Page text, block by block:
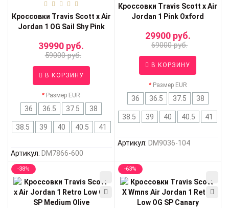
Кроссовки Travis Scott x Air
Jordan 1 OG Sail Shy Pink
39990 руб.
59000 руб.
В КОРЗИНУ
Размер EUR
36 36.5 37.5 38
38.5 39 40 40.5 41
Артикул: DM7866-600
Кроссовки Travis Scott x Air
Jordan 1 Pink Oxford
29900 руб.
69000 руб.
В КОРЗИНУ
Размер EUR
36 36.5 37.5 38
38.5 39 40 40.5 41
Артикул: DM9036-104
-38% -63%